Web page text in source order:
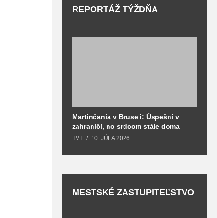
REPORTÁŽ TÝŽDŇA
Martinčania v Bruseli: Úspešní v
zahraničí, no srdcom stále doma
TVT 10. JÚLA 2026
MESTSKÉ ZASTUPITEĽSTVO